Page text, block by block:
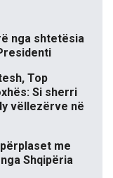
nga shtetësia
Top
Si sherri
vëllezërve në
me
Shqipëria